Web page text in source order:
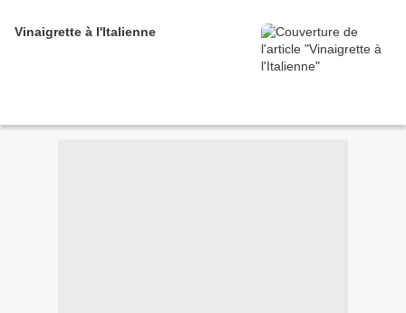
Vinaigrette à l'Italienne